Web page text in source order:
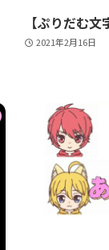
【ぷりだむ
2021年2月16日